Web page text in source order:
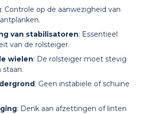
: Controle op de aanwezigheid van
van stabilisatoren: Essentieel
van de rolsteiger.
wielen: De rolsteiger moet stevig
staan.
: Geen instabiele of schuine
: Denk aan afzettingen of linten